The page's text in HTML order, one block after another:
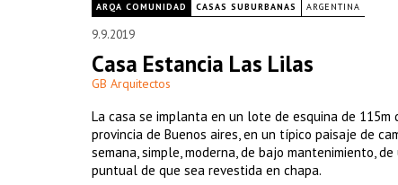
ARQA COMUNIDAD CASAS SUBURBANAS ARGENTINA
9.9.2019
Casa Estancia Las Lilas
GB Arquitectos
La casa se implanta en un lote de esquina de
provincia de Buenos aires, en un típico paisaje de
semana, simple, moderna, de bajo mantenimiento,
puntual de que sea revestida en chapa.